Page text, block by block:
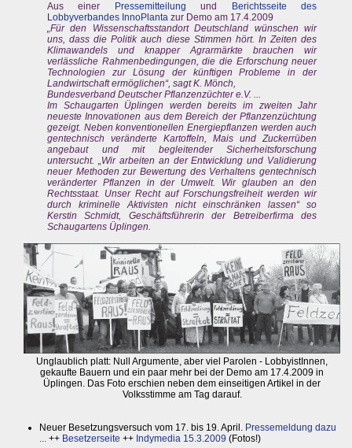
Aus einer
Pressemitteilung und
Berichtsseite des
Lobbyverbandes InnoPlanta zur Demo am 17.4.2009
„Für den Wissenschaftsstandort Deutschland wünschen wir
uns, dass die Politik auch diese Stimmen hört. In Zeiten des
Klimawandels und knapper Agrarmärkte brauchen wir
verlässliche Rahmenbedingungen, die die Erforschung neuer
Technologien zur Lösung der künftigen Probleme in der
Landwirtschaft ermöglichen“, sagt K. Mönch,
Bundesverband Deutscher Pflanzenzüchter e.V. ...
Im Schaugarten Üplingen werden bereits im zweiten Jahr
neueste Innovationen aus dem Bereich der Pflanzenzüchtung
gezeigt. Neben konventionellen Energiepflanzen werden auch
gentechnisch veränderte Kartoffeln, Mais und Zuckerrüben
angebaut und mit begleitender Sicherheitsforschung
untersucht. „Wir arbeiten an der Entwicklung und Validierung
neuer Methoden zur Bewertung des Verhaltens gentechnisch
veränderter Pflanzen in der Umwelt. Wir glauben an den
Rechtsstaat. Unser Recht auf Forschungsfreiheit werden wir
durch kriminelle Aktivisten nicht einschränken lassen“ so
Kerstin Schmidt, Geschäftsführerin der Betreiberfirma des
Schaugartens Üplingen.
Unglaublich platt: Null Argumente, aber viel Parolen - LobbyistInnen,
gekaufte Bauern und ein paar mehr bei der Demo am 17.4.2009 in
Üplingen. Das Foto erschien neben dem einseitigen Artikel in der
Volksstimme am Tag darauf.
Neuer Besetzungsversuch vom 17. bis 19. April. Pressemeldung dazu
... ++ Besetzerseite ++ Indymedia 15.3.2009 (Fotos!)